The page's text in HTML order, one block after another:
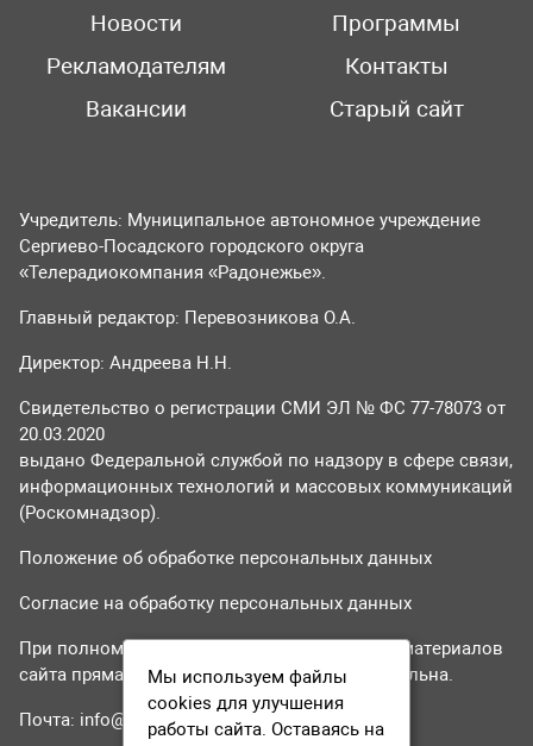
Новости
Программы
Рекламодателям
Контакты
Вакансии
Старый сайт
Учредитель: Муниципальное автономное учреждение
Сергиево-Посадского городского округа
«Телерадиокомпания «Радонежье».
Главный редактор: Перевозникова О.А.
Директор: Андреева Н.Н.
Свидетельство о регистрации СМИ ЭЛ № ФС 77-78073 от
20.03.2020
выдано Федеральной службой по надзору в сфере связи,
информационных технологий и массовых коммуникаций
(Роскомнадзор).
Положение об обработке персональных данных
Согласие на обработку персональных данных
При полном или частичном использовании материалов
сайта прямая гиперссылка на tvr24.tv обязательна.
Почта: info@tvr24.tv
Мы используем файлы
cookies для улучшения
работы сайта. Оставаясь на